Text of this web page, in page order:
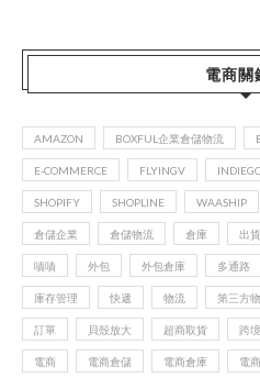
電商關
AMAZON BOXFUL企業倉儲物流
E-COMMERCE FLYINGV
SHOPIFY SHOPLINE WAASHIP
倉儲企業 倉儲物流 倉庫 出貨
嘖嘖 外包 外包倉庫 多通路
庫存管理 快遞 物流 第三方
訂單 貝殼放大 超商取貨 跨
電商 電商倉儲 電商倉庫 電